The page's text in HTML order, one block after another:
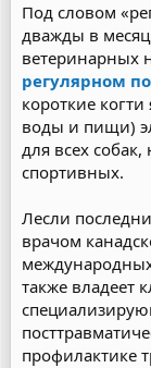
Под словом
дважды в
ветеринарных
регулярном
короткие
воды и пищи)
для всех
спортивных.
Лесли
врачом
также владеет
профилактике